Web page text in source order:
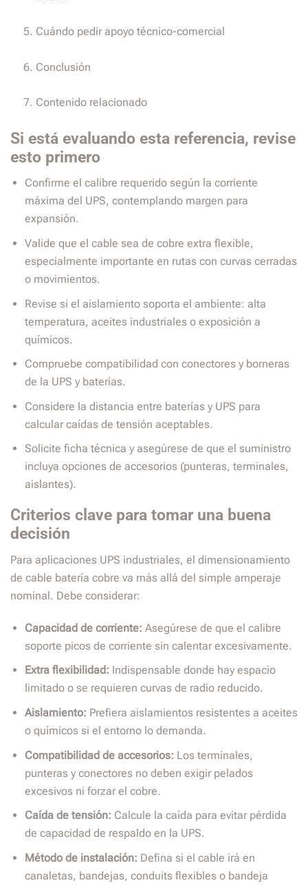
Cuándo pedir apoyo técnico-comercial
Conclusión
Contenido relacionado
Si está evaluando esta referencia, revise
esto primero
Confirme el calibre requerido según la corriente
máxima del UPS, contemplando margen para
expansión.
Valide que el cable sea de cobre extra flexible,
especialmente importante en rutas con curvas cerradas
o movimientos.
Revise si el aislamiento soporta el ambiente: alta
temperatura, aceites industriales o exposición a
químicos.
Compruebe compatibilidad con conectores y borneras
de la UPS y baterías.
Considere la distancia entre baterías y UPS para
calcular caídas de tensión aceptables.
Solicite ficha técnica y asegúrese de que el suministro
incluya opciones de accesorios (punteras, terminales,
aislantes).
Criterios clave para tomar una buena
decisión
Para aplicaciones UPS industriales, el dimensionamiento
de cable batería cobre va más allá del simple amperaje
nominal. Debe considerar:
Capacidad de corriente: Asegúrese de que el calibre
soporte picos de corriente sin calentar excesivamente.
Extra flexibilidad: Indispensable donde hay espacio
limitado o se requieren curvas de radio reducido.
Aislamiento: Prefiera aislamientos resistentes a aceites
o químicos si el entorno lo demanda.
Compatibilidad de accesorios: Los terminales,
punteras y conectores no deben exigir pelados
excesivos ni forzar el cobre.
Caída de tensión: Calcule la caída para evitar pérdida
de capacidad de respaldo en la UPS.
Método de instalación: Defina si el cable irá en
canaletas, bandejas, conduits flexibles o bandeja